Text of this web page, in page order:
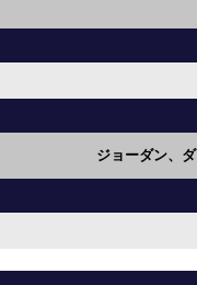
ジョーダン、